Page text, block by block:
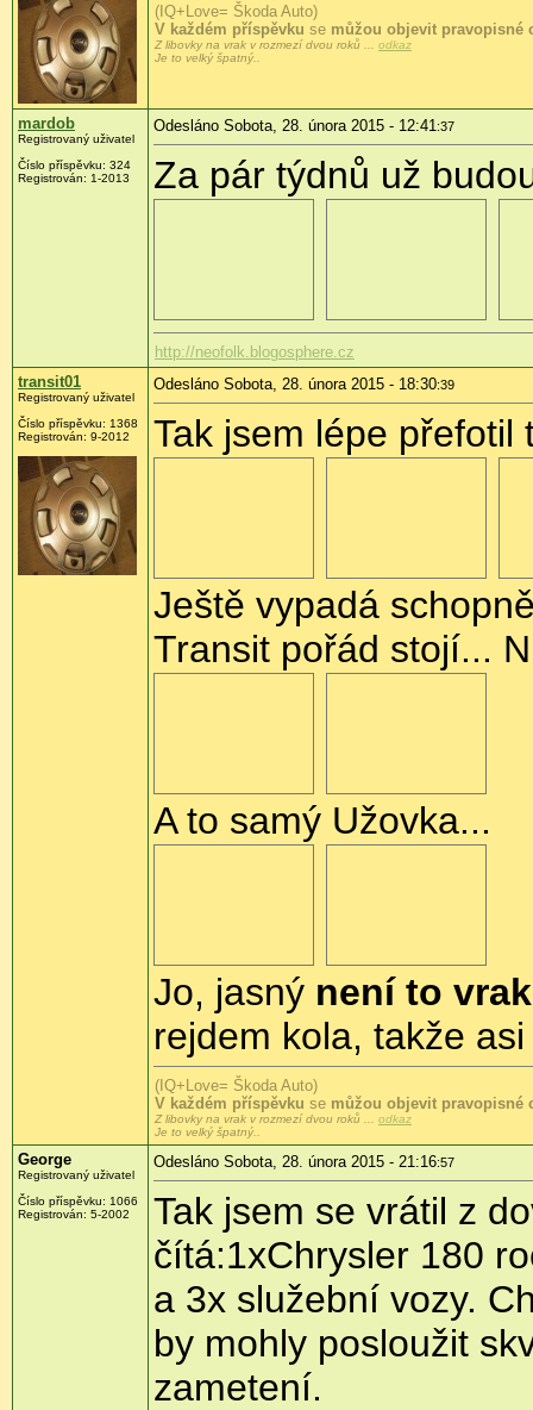
(IQ+Love= Škoda Auto)
V každém příspěvku se můžou objevit pravopisné
Z libovky na vrak v rozmezí dvou roků ... odkaz
Je to velký špatný..
mardob
Registrovaný uživatel
Číslo příspěvku: 324
Registrován: 1-2013
Odesláno Sobota, 28. února 2015 - 12:41 :37
Za pár týdnů už
http://neofolk.blogosphere.cz
transit01
Registrovaný uživatel
Číslo příspěvku: 1368
Registrován: 9-2012
Odesláno Sobota, 28. února 2015 - 18:30:39
Tak jsem lépe
Ještě vypadá
Transit pořád stojí...
A to samý Užovka...
Jo, jasný není to
rejdem kola, takže
(IQ+Love= Škoda Auto)
V každém příspěvku se můžou objevit pravopisné
Z libovky na vrak v rozmezí dvou roků ... odkaz
Je to velký špatný..
George
Registrovaný uživatel
Číslo příspěvku: 1066
Registrován: 5-2002
Odesláno Sobota, 28. února 2015 - 21:16:57
Tak jsem se vrátil z
čítá:1xChrysler 180
a 3x služební vozy.
by mohly posloužit
zametení.